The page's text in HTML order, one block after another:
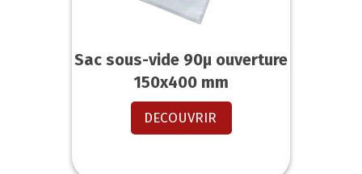
Sac sous-vide 90µ ouverture
150x400 mm
DECOUVRIR